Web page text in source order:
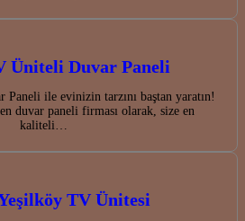
Üniteli Duvar Paneli
ile evinizin tarzını baştan yaratın!
duvar paneli firması olarak, size en
kaliteli…
TV Ünitesi